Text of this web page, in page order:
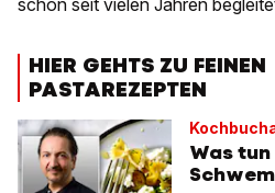
HIER GEHTS ZU FEINEN
PASTAREZEPTEN
Was